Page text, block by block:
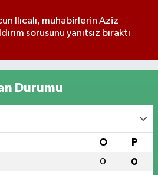
Ilıcalı, muhabirlerin Aziz
sorusunu yanıtsız bıraktı
Durumu
O P
0 0